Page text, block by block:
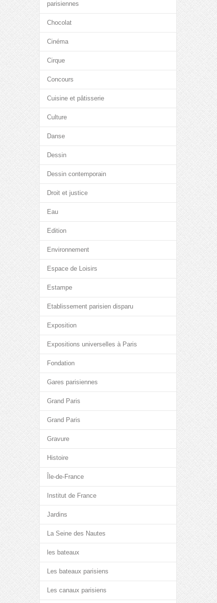
parisiennes
Chocolat
Cinéma
Cirque
Concours
Cuisine et pâtisserie
Culture
Danse
Dessin
Dessin contemporain
Droit et justice
Eau
Edition
Environnement
Espace de Loisirs
Estampe
Etablissement parisien disparu
Exposition
Expositions universelles à Paris
Fondation
Gares parisiennes
Grand Paris
Grand Paris
Gravure
Histoire
Île-de-France
Institut de France
Jardins
La Seine des Nautes
les bateaux
Les bateaux parisiens
Les canaux parisiens